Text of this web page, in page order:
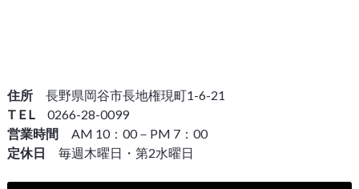
住所 長野県岡谷市長地権現町1-6-21
T E L 0266-28-0099
営業時間 AM 10：00－PM 7：00
定休日
毎週木曜日・第2水曜日